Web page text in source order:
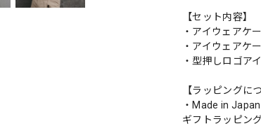
【セット内容】
・アイウェアケ
・アイウェアケ
・型押しロゴア
【ラッピングに
・Made in
ギフトラッピン